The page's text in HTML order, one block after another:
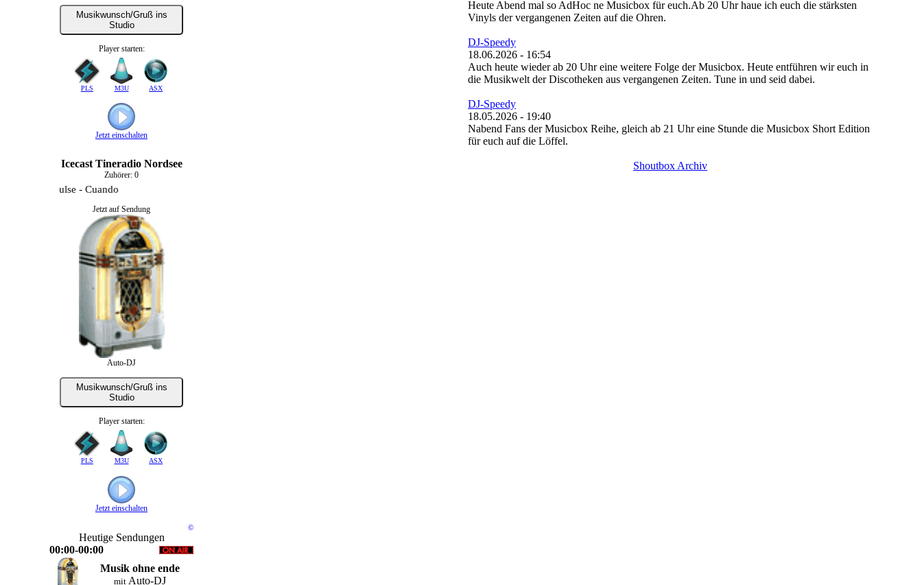
Musikwunsch/Gruß ins
Studio
Player starten:
PLS M3U ASX
Jetzt einschalten
Icecast Tineradio Nordsee
Zuhörer: 0
Tom Pulse - Cuando
Jetzt auf Sendung
Auto-DJ
Musikwunsch/Gruß ins
Studio
Player starten:
PLS M3U ASX
Jetzt einschalten
©
Heutige Sendungen
00:00-00:00
Musik ohne ende
mit Auto-DJ
Heute Abend mal so AdHoc ne Musicbox für euch.Ab 20 Uhr haue ich euch die stärksten
Vinyls der vergangenen Zeiten auf die Ohren.
DJ-Speedy
18.06.2026 - 16:54
Auch heute wieder ab 20 Uhr eine weitere Folge der Musicbox. Heute entführen wir euch in
die Musikwelt der Discotheken aus vergangenen Zeiten. Tune in und seid dabei.
DJ-Speedy
18.05.2026 - 19:40
Nabend Fans der Musicbox Reihe, gleich ab 21 Uhr eine Stunde die Musicbox Short Edition
für euch auf die Löffel.
Shoutbox Archiv